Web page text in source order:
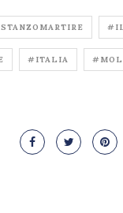
#ITALIA